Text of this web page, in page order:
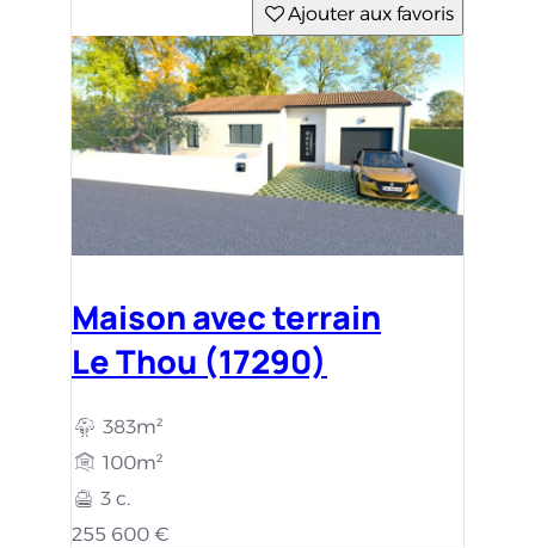
Ajouter aux favoris
Maison avec terrain
Le Thou (17290)
383m²
100m²
3 c.
255 600 €